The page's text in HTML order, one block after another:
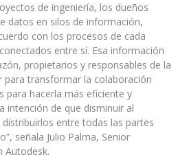
de ingeniería, los dueños
datos en silos de información,
con los procesos de cada
entre sí. Esa información
propietarios y responsables de la
para transformar la colaboración
para hacerla más eficiente y
intención de que disminuir al
entre todas las partes
señala Julio Palma, Senior
Autodesk.